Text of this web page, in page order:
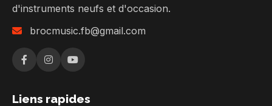
d'instruments neufs et d'occasion.
brocmusic.fb@gmail.com
Liens rapides